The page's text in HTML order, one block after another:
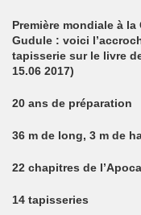
Première mondiale à
Gudule : voici
tapisserie sur le livre
15.06 2017)
20 ans de préparation
36 m de long, 3 m de
22 chapitres de
14 tapisseries